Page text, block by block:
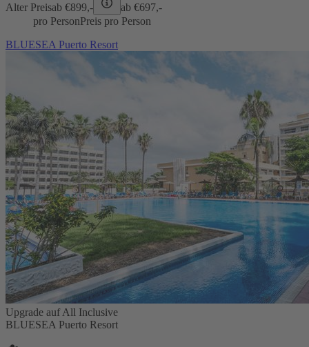
Alter Preisab €899,- ab €697,-
pro PersonPreis pro Person
BLUESEA Puerto Resort
Upgrade auf All Inclusive
BLUESEA Puerto Resort